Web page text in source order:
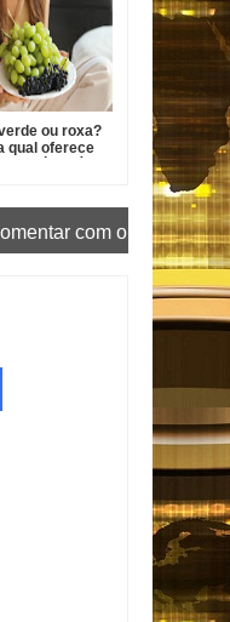
ou roxa?
qual oferece
com o